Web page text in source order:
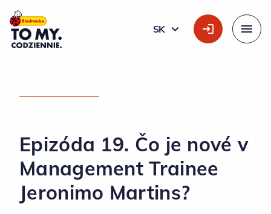
Hlavné logo
SK
SLOVÁK
Epizóda 19. Čo je nové v
Management Trainee
Jeronimo Martins?